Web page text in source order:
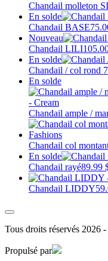
Chandail molleton
En solde
Chandail BASE
Nouveau
Chandail LILI
En solde
Chandail / col rond
En solde
Chandail ample /
Chandail col
En solde
Chandail rayé89.99
Chandail LIDDY
Tous droits réservés 2026
Propulsé par